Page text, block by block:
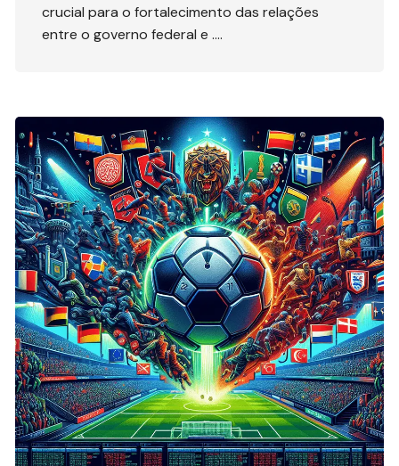
crucial para o fortalecimento das relações
entre o governo federal e ….